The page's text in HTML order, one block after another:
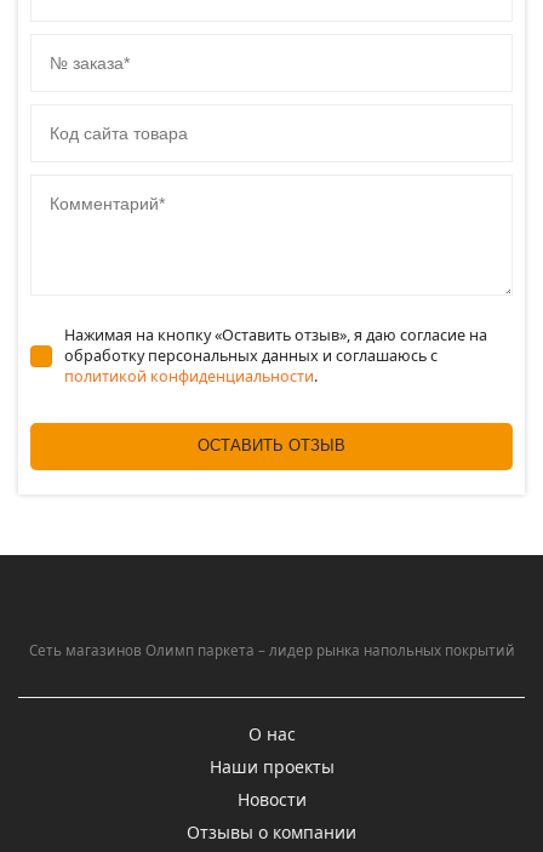
Нажимая на кнопку «Оставить отзыв», я даю согласие на
обработку персональных данных и соглашаюсь c
политикой конфиденциальности.
ОСТАВИТЬ ОТЗЫВ
Сеть магазинов Олимп паркета – лидер рынка напольных покрытий
О нас
Наши проекты
Новости
Отзывы о компании